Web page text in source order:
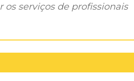
serviços de profissionais